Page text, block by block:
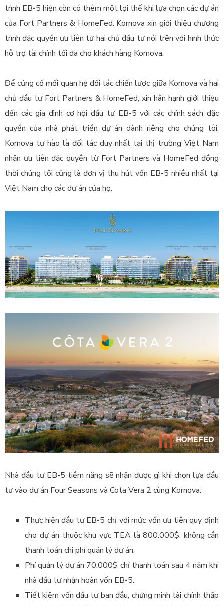
trình EB-5 hiện còn có thêm một lợi thế khi lựa chọn các dự án
của Fort Partners & HomeFed. Kornova xin giới thiệu chương
trình đặc quyền ưu tiên từ hai chủ đầu tư nói trên với hình thức
hỗ trợ tài chính tối đa cho khách hàng Kornova.
Để củng cố mối quan hệ đối tác chiến lược giữa Kornova và hai
chủ đầu tư Fort Partners & HomeFed, xin hân hạnh giới thiệu
đến các gia đình cơ hội đầu tư EB-5 với các chính sách đặc
quyền của nhà phát triển dự án dành riêng cho chúng tôi.
Kornova tự hào là đối tác duy nhất tại thị trường Việt Nam
nhận ưu tiên đặc quyền từ Fort Partners và HomeFed đồng
thời chúng tôi cũng là đơn vị thu hút vốn EB-5 nhiều nhất tại
Việt Nam cho các dự án của họ.
Nhà đầu tư EB-5 tiềm năng sẽ nhận được gì khi chọn lựa đầu
tư vào dự án Four Seasons và Cota Vera 2 cùng Kornova:
Thực hiện đầu tư EB-5 chỉ với mức vốn ưu tiên quy định
cho dự án thuộc khu vực TEA là 800.000$, không cần
thanh toán chi phí quản lý dự án.
Phí quản lý dự án 70.000$ chỉ thanh toán sau 4 năm khi
nhà đầu tư nhận hoàn vốn EB-5.
Tiết kiệm vốn đầu tư ban đầu, chứng minh tài chính thấp